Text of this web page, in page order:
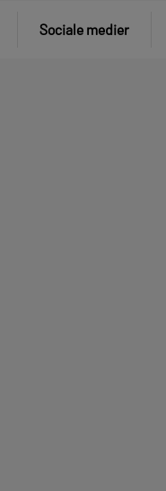
Sociale medier